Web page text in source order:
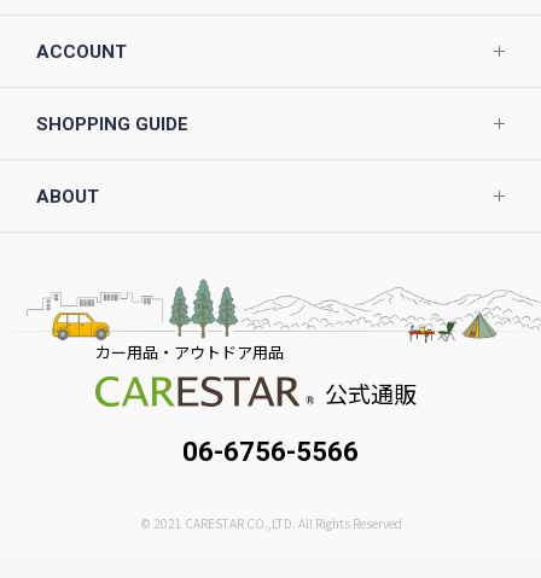
ACCOUNT
SHOPPING GUIDE
ABOUT
カー用品・アウトドア用品
公式通販
06-6756-5566
© 2021 CARESTAR CO.,LTD. All Rights Reserved